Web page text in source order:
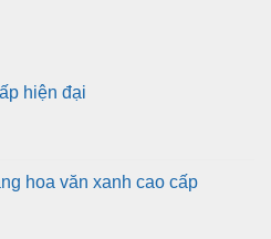
hiện đại
hoa văn xanh cao cấp